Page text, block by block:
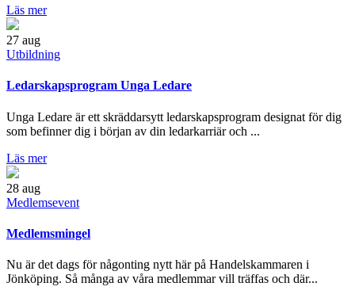
Läs mer
27 aug
Utbildning
Ledarskapsprogram Unga Ledare
Unga Ledare är ett skräddarsytt ledarskapsprogram designat för dig
som befinner dig i början av din ledarkarriär och ...
Läs mer
28 aug
Medlemsevent
Medlemsmingel
Nu är det dags för någonting nytt här på Handelskammaren i
Jönköping. Så många av våra medlemmar vill träffas och där...